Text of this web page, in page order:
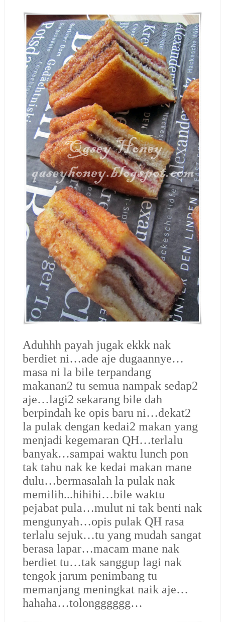
Aduhhh payah jugak ekkk nak
berdiet ni…ade aje dugaannye…
masa ni la bile terpandang
makanan2 tu semua nampak sedap2
aje…lagi2 sekarang bile dah
berpindah ke opis baru ni…dekat2
la pulak dengan kedai2 makan yang
menjadi kegemaran QH…terlalu
banyak…sampai waktu lunch pon
tak tahu nak ke kedai makan mane
dulu…bermasalah la pulak nak
memilih...hihihi…bile waktu
pejabat pula…mulut ni tak benti nak
mengunyah…opis pulak QH rasa
terlalu sejuk…tu yang mudah sangat
berasa lapar…macam mane nak
berdiet tu…tak sanggup lagi nak
tengok jarum penimbang tu
memanjang meningkat naik aje…
hahaha…tolongggggg…